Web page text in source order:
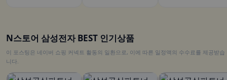
N스토어 삼성전자 BEST 인기상품
이 포스팅은 네이버 쇼핑 커넥트 활동의 일환으로, 이에 따른 일정액의 수수료를 제공받습
니다.